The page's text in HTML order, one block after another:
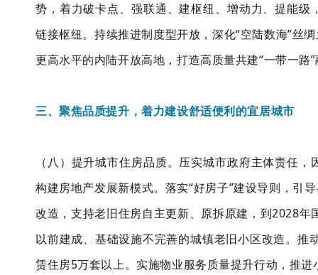
势，着力破卡点、强联通、建枢纽、增动力、提能
链接枢纽。持续推进制度型开放，深化“空陆数海”丝
更高水平的内陆开放高地，打造高质量共建“一带一
三、聚焦品质提升，着力建设舒适便利的宜居城市
（八）提升城市住房品质。压实城市政府主体责任
构建房地产发展新模式。落实“好房子”建设导则，引
改造，支持老旧住房自主更新、原拆原建，到2028
以前建成、基础设施不完善的城镇老旧小区改造。
赁住房5万套以上。实施物业服务质量提升行动，推